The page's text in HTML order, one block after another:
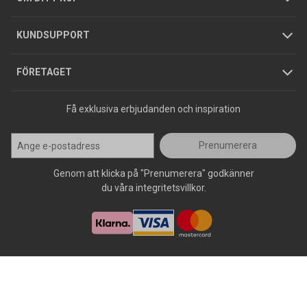
KUNDSUPPORT
Varumärken
FÖRETAGET
Jobba hos oss
Press
Få exklusiva erbjudanden och inspiration
Prenumerera
Genom att klicka på "Prenumerera" godkänner
du våra integritetsvillkor.